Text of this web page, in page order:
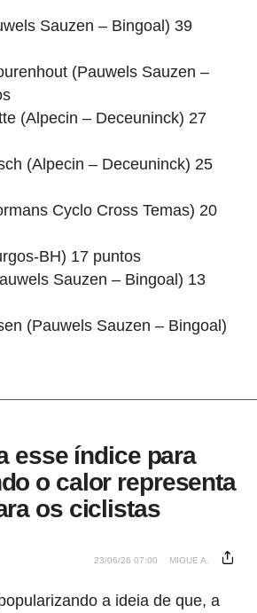
Sauzen – Bingoal) 39
(Pauwels Sauzen –
(Alpecin – Deceuninck) 27
(Alpecin – Deceuninck) 25
Cyclo Cross Temas) 20
BH) 17 puntos
Sauzen – Bingoal) 13
(Pauwels Sauzen – Bingoal)
esse índice para
o calor representa
os ciclistas
23/06/26 07:00 MIGUE A.
a ideia de que, a